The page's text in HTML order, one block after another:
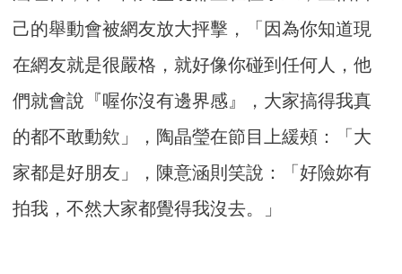
己的舉動會被網友放大抨擊，「因為你知道現
在網友就是很嚴格，就好像你碰到任何人，他
們就會說『喔你沒有邊界感』，大家搞得我真
的都不敢動欸」，陶晶瑩在節目上緩頰：「大
家都是好朋友」，陳意涵則笑說：「好險妳有
拍我，不然大家都覺得我沒去。」